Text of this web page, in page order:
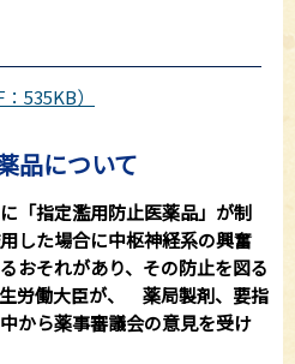
535KB）
品について
「指定濫用防止医薬品」が制
した場合に中枢神経系の興奮
おそれがあり、その防止を図る
労働大臣が、 薬局製剤、要指
から薬事審議会の意見を受け